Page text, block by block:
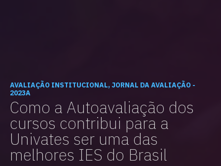
AVALIAÇÃO INSTITUCIONAL, JORNAL DA AVALIAÇÃO -
2023A
Como a Autoavaliação dos
cursos contribui para a
Univates ser uma das
melhores IES do Brasil